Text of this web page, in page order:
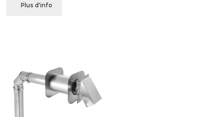
Plus d'info